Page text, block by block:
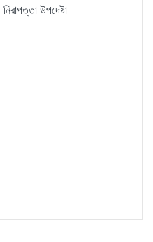
নিরাপত্তা উপদেষ্টা